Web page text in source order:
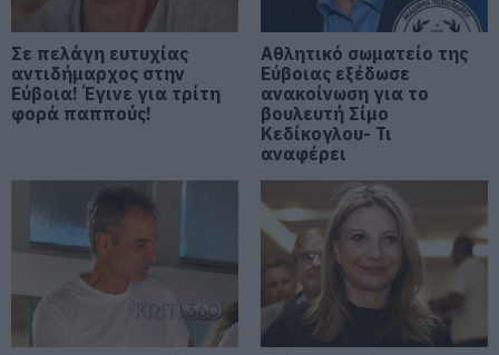
Εύβοια: Έργα οδοποιίας 2,4 εκατ.
ευρώ – Ποιοι δρόμοι αλλάζουν
09.08.2026 | 15:00
Τουρισμός για Όλους 2026-2027:
Ποιοι κάνουν αίτηση σήμερα –
Έως 600 ευρώ η επιδότηση
09.08.2026 | 14:40
Έκτακτα μέτρα και απαγορεύσεις
σήμερα στην Εύβοια – Μεγάλη
Σε πελάγη ευτυχίας
αντιδήμαρχος στην
Εύβοια! Έγινε για τρίτη
φορά παππούς!
Αθλητικό σωματείο της
Εύβοιας εξέδωσε
ανακοίνωση για το
βουλευτή Σίμο
Κεδίκογλου- Τι
αναφέρει